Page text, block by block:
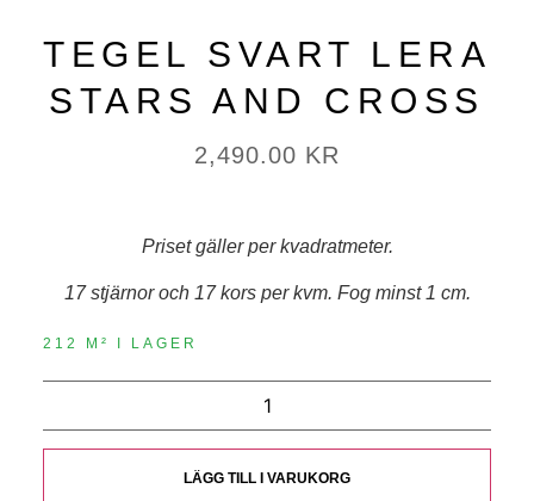
TEGEL SVART LERA
STARS AND CROSS
2,490.00 KR
Priset gäller per kvadratmeter.
17 stjärnor och 17 kors per kvm. Fog minst 1 cm.
212 M² I LAGER
LÄGG TILL I VARUKORG